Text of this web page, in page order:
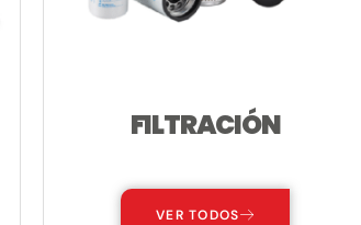
FILTRACIÓN
VER TODOS